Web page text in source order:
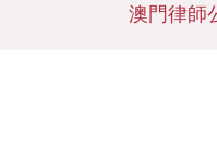
澳門律師